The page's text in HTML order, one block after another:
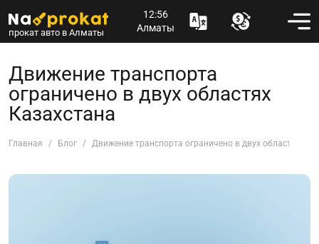
прокат авто в Алматы
12:56
Алматы
Движение транспорта
ограничено в двух областях
Казахстана
Главная Блог Движение транспорта ограничено в двух областях